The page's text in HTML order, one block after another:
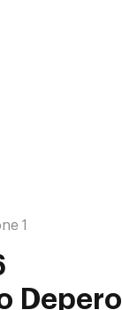
1
Depero